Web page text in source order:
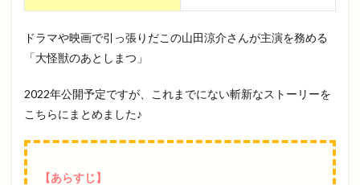
ドラマや映画で引っ張りだこの山田涼介さんが主演を務める
「大怪獣のあとしまつ」
2022年公開予定ですが、これまでにない斬新なストーリーを
こちらにまとめました♪
【あらすじ】